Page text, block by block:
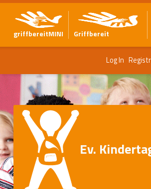
griffbereitMINI Griffbereit
Log In
Ev.